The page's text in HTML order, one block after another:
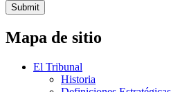
Submit
Mapa de sitio
El Tribunal
Historia